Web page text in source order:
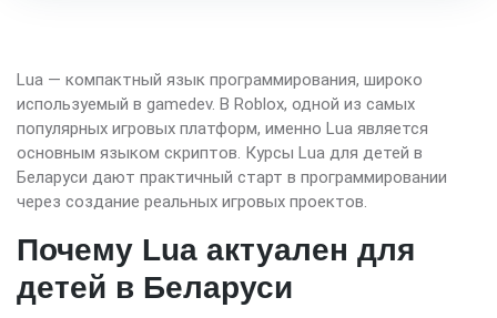
Lua — компактный язык программирования, широко
используемый в gamedev. В Roblox, одной из самых
популярных игровых платформ, именно Lua является
основным языком скриптов. Курсы Lua для детей в
Беларуси дают практичный старт в программировании
через создание реальных игровых проектов.
Почему Lua актуален для
детей в Беларуси